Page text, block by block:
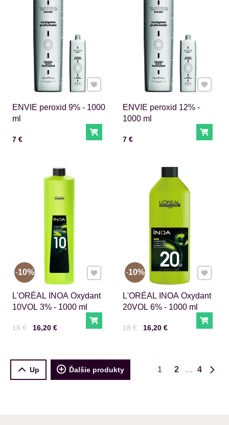
ENVIE peroxid 9% - 1000
ml
Cena s DPH
7 € Do košíka
Pridať k Obľúbeným
ENVIE peroxid 12% -
1000 ml
Cena s DPH
7 € Do
Pridať
L'ORÉAL INOA Oxydant
10VOL 3% - 1000 ml
Cena s DPH
16,20 €
Pred zľavou:
18 € Do košíka
10% Pridať k Obľúbeným
L'ORÉAL INOA Oxydant
20VOL 6% - 1000 ml
Cena s DPH
16,20 €
Pred zľavou:
18 € Do
10% Pridať
Up Ďalšie produkty 1 2
4